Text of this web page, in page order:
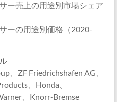
ー売上の用途別市場シェア
ーの用途別価格（2020-
、ZF Friedrichshafen AG、
、Honda、
、Knorr-Bremse